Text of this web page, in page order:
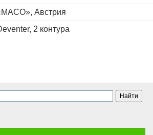
Австрия
2 контура